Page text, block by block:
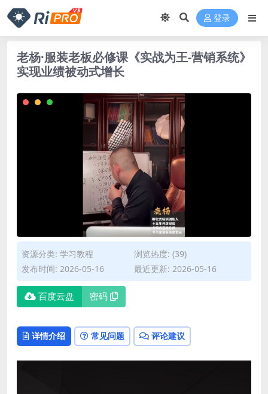
登录
老杨·服装老板必修课《实战为王-营销系统》
实现业绩被动式增长
资源分类: 学习教程
浏览热度: (39)
发布时间: 2026-05-16
最近更新: 2026-05-16
百度云盘 密码
详情介绍 常见问题 评论建议